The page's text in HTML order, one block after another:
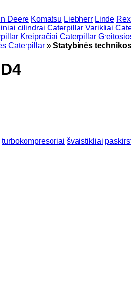
Deere Komatsu Liebherr Linde
cilindrai Caterpillar Varikliai
Kreipračiai Caterpillar
Caterpillar » Statybinės
turbokompresoriai švaistikliai